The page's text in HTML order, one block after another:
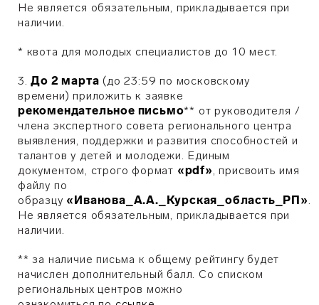
Не является обязательным, прикладывается при
наличии.
* квота для молодых специалистов до 10 мест.
3.До 2 марта (до 23:59 по московскому
времени) приложить к заявке
рекомендательное письмо** от руководителя /
члена экспертного совета регионального центра
выявления, поддержки и развития способностей и
талантов у детей и молодежи. Единым
документом, строго формат «pdf», присвоить имя
файлу по
образцу «Иванова_А.А._Курская_область_РП».
Не является обязательным, прикладывается при
наличии.
** за наличие письма к общему рейтингу будет
начислен дополнительный балл. Со списком
региональных центров можно